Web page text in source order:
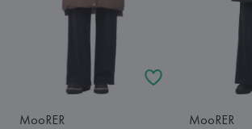
MooRER MooRER